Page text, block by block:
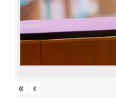
« ‹